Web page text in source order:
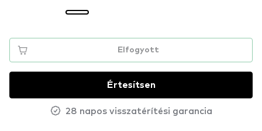
Elfogyott
Értesítsen
28 napos visszatérítési garancia